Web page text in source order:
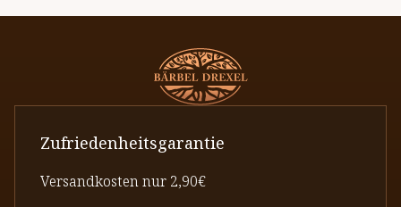
Zufriedenheitsgarantie
Versandkosten nur 2,90€